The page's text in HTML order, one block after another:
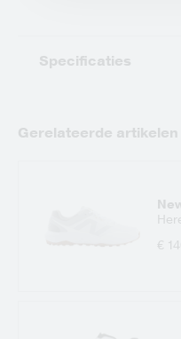
Specificaties
Gerelateerde artikelen
€